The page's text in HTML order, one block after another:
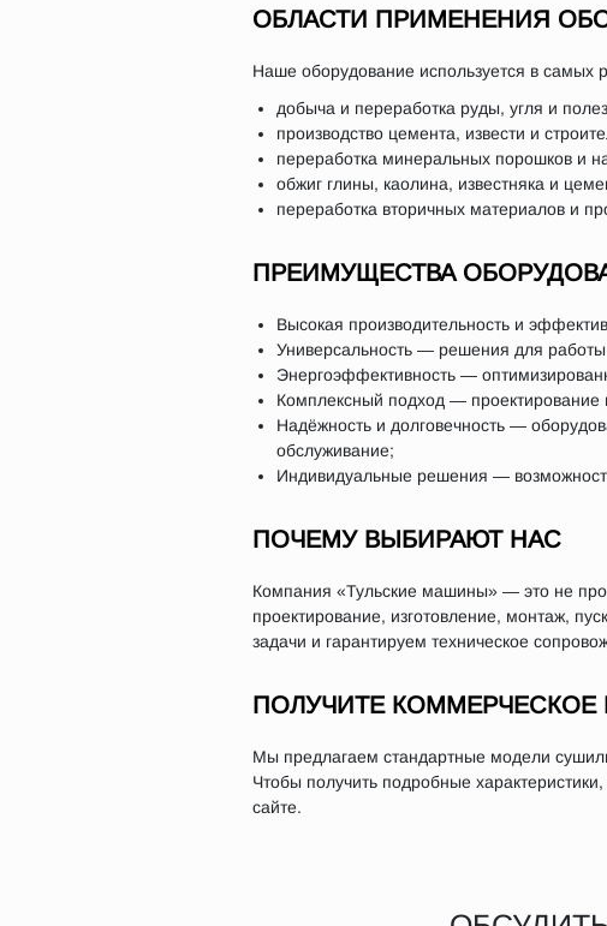
ОБЛАСТИ ПРИМЕНЕНИЯ
Наше оборудование используется в самых
добыча и переработка руды, угля и
производство цемента, извести и
переработка минеральных порошков и
обжиг глины, каолина, известняка и
переработка вторичных материалов и
ПРЕИМУЩЕСТВА
Высокая производительность и
Универсальность — решения для
Энергоэффективность —
Комплексный подход — проектирование
Надёжность и долговечность —
обслуживание;
Индивидуальные решения —
ПОЧЕМУ ВЫБИРАЮТ НАС
Компания «Тульские машины» — это не
проектирование, изготовление, монтаж,
задачи и гарантируем техническое
ПОЛУЧИТЕ
Мы предлагаем стандартные модели
Чтобы получить подробные
сайте.